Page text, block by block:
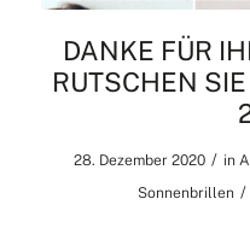
DANKE FÜR
RUTSCHEN
28. Dezember 2020 / in
Sonnenbrillen /